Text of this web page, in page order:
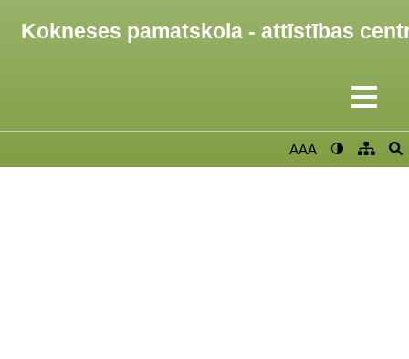
Kokneses pamatskola - attīstības
AAA